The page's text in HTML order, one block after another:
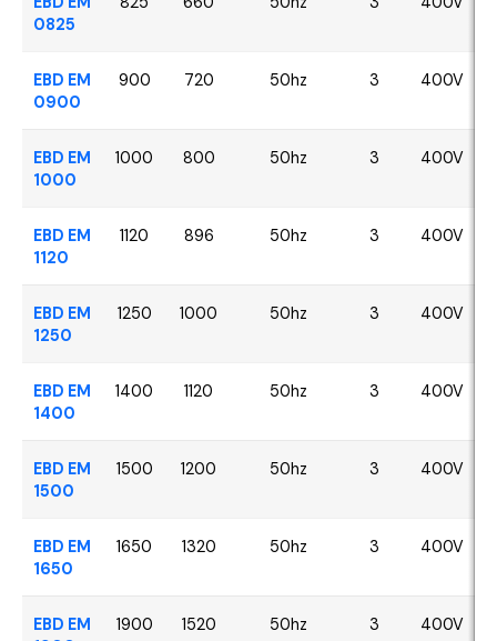
0825
EBD EM
0900
900 720 50hz 3 400V
EBD EM
1000
1000 800 50hz 3 400V
EBD EM
1120
1120 896 50hz 3 400V
EBD EM
1250
1250 1000 50hz 3 400V
EBD EM
1400
1400 1120 50hz 3 400V
EBD EM
1500
1500 1200 50hz 3 400V
EBD EM
1650
1650 1320 50hz 3 400V
EBD EM
1900 1520 50hz 3 400V